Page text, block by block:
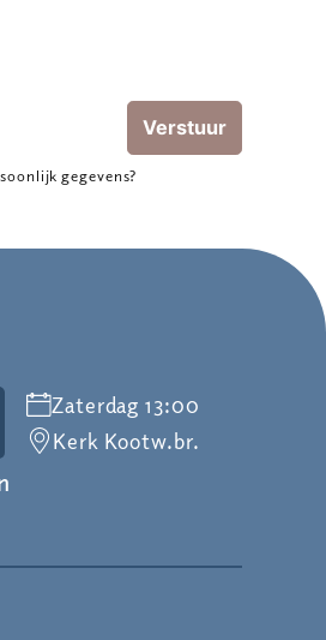
Verstuur
gegevens?
Zaterdag 13:00
Kerk Kootw.br.